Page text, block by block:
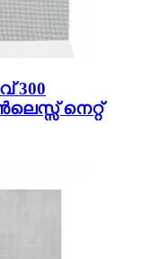
300
നെറ്റ്